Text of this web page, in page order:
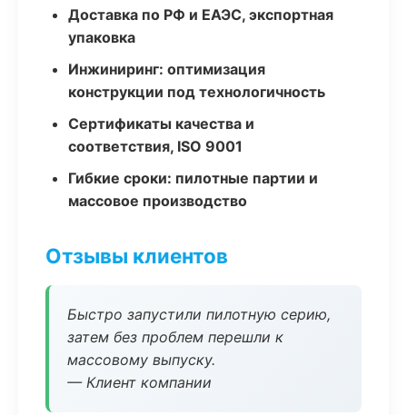
Доставка по РФ и ЕАЭС, экспортная
упаковка
Инжиниринг: оптимизация
конструкции под технологичность
Сертификаты качества и
соответствия, ISO 9001
Гибкие сроки: пилотные партии и
массовое производство
Отзывы клиентов
Быстро запустили пилотную серию,
затем без проблем перешли к
массовому выпуску.
— Клиент компании